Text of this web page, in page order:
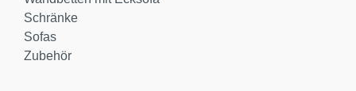
Schränke
Sofas
Zubehör